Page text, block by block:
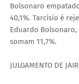
Bolsonaro
40,1%. Tarcísio é
Eduardo
somam 11,7%.
JULGAMENTO DE